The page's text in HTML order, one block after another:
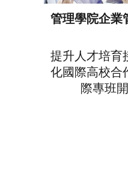
管理學院企業
提升人才培育
化國際高校合
際專班